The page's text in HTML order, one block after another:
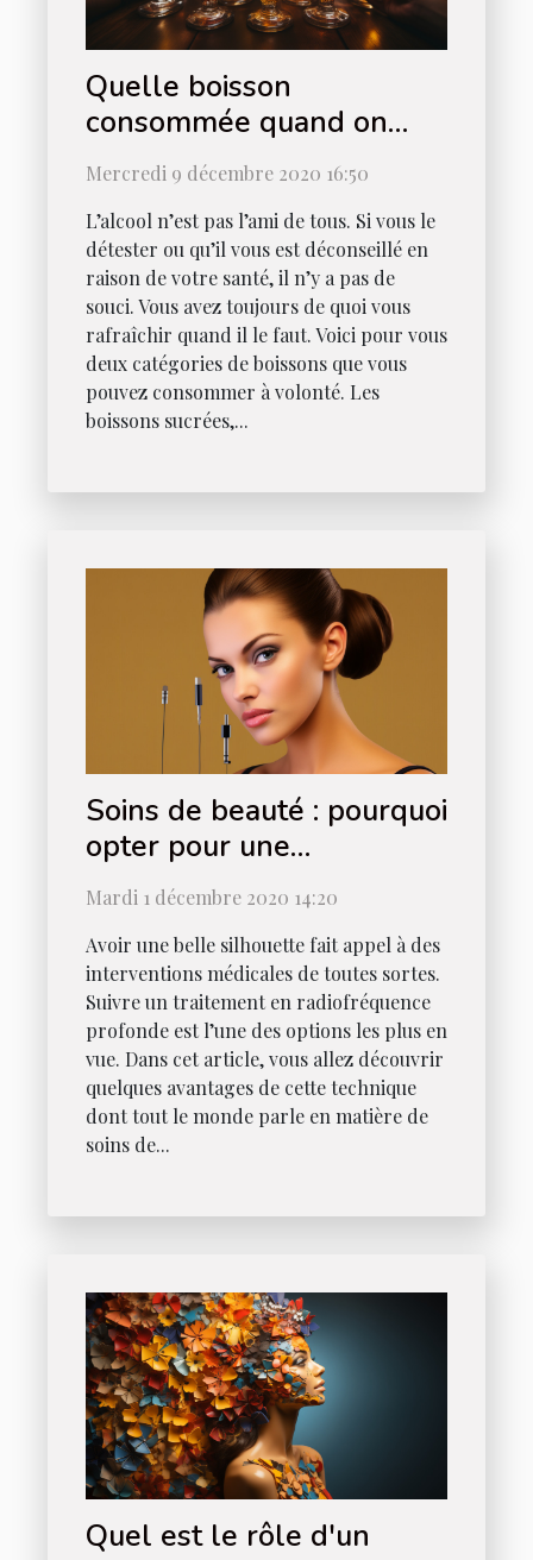
Quelle boisson
consommée quand on
n’aime pas l’alcool ?
Mercredi 9 décembre 2020 16:50
L’alcool n’est pas l’ami de tous. Si vous le
détester ou qu’il vous est déconseillé en
raison de votre santé, il n’y a pas de
souci. Vous avez toujours de quoi vous
rafraîchir quand il le faut. Voici pour vous
deux catégories de boissons que vous
pouvez consommer à volonté. Les
boissons sucrées,...
Soins de beauté : pourquoi
opter pour une
radiofréquence profonde
?
Mardi 1 décembre 2020 14:20
Avoir une belle silhouette fait appel à des
interventions médicales de toutes sortes.
Suivre un traitement en radiofréquence
profonde est l’une des options les plus en
vue. Dans cet article, vous allez découvrir
quelques avantages de cette technique
dont tout le monde parle en matière de
soins de...
Quel est le rôle d'un